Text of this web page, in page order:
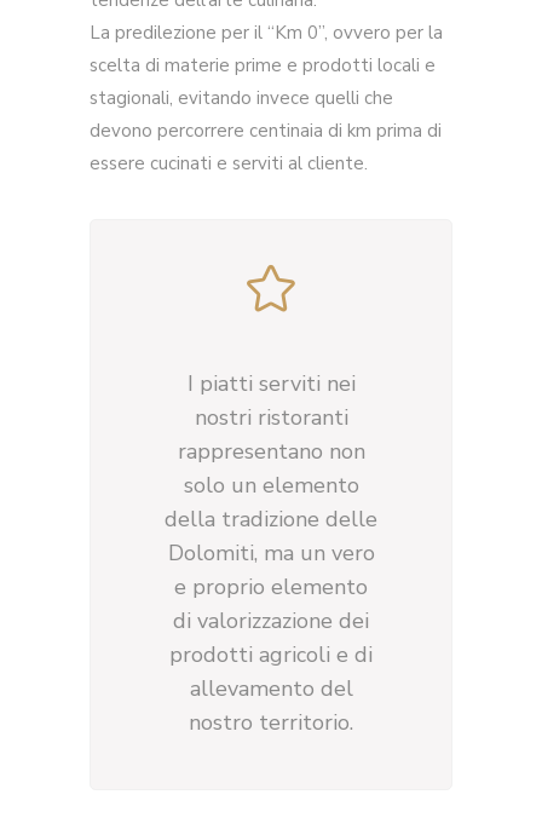
La predilezione per il “Km 0”, ovvero per la
scelta di materie prime e prodotti locali e
stagionali, evitando invece quelli che
devono percorrere centinaia di km prima di
essere cucinati e serviti al cliente.
I piatti serviti nei
nostri ristoranti
rappresentano non
solo un elemento
della tradizione delle
Dolomiti, ma un vero
e proprio elemento
di valorizzazione dei
prodotti agricoli e di
allevamento del
nostro territorio.